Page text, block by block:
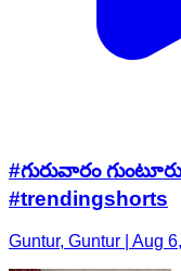
#గురువారం
#trendingshorts
Guntur, Guntur | Aug